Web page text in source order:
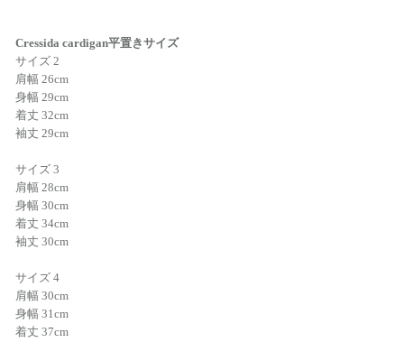
Cressida cardigan平置きサイズ
サイズ 2
肩幅 26cm
身幅 29cm
着丈 32cm
袖丈 29cm
サイズ 3
肩幅 28cm
身幅 30cm
着丈 34cm
袖丈 30cm
サイズ 4
肩幅 30cm
身幅 31cm
着丈 37cm